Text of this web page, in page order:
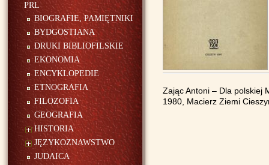
PRL
BIOGRAFIE, PAMIĘTNIKI
BYDGOSTIANA
DRUKI BIBLIOFILSKIE
EKONOMIA
ENCYKLOPEDIE
ETNOGRAFIA
FILOZOFIA
GEOGRAFIA
HISTORIA
JĘZYKOZNAWSTWO
JUDAICA
Zając Antoni – Dla polskiej
1980, Macierz Ziemi